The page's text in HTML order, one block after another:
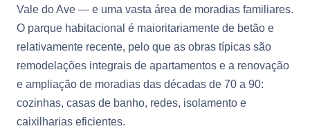
Vale do Ave — e uma vasta área de moradias familiares.
O parque habitacional é maioritariamente de betão e
relativamente recente, pelo que as obras típicas são
remodelações integrais de apartamentos e a renovação
e ampliação de moradias das décadas de 70 a 90:
cozinhas, casas de banho, redes, isolamento e
caixilharias eficientes.